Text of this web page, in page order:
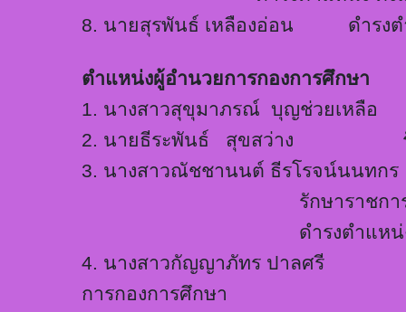
8. นายสุรพันธ์ เหลืองอ่อน ดำรงต
ตำแหน่งผู้อำนวยการกองการศึกษา
1. นางสาวสุขุมาภรณ์ บุญช่วยเหลือ
2. นายธีระพันธ์
สุขสว่าง รักษาร
3. นางสาวณัชชานนต์ ธีรโรจน์นนทก
รักษาราชก
ดำรงตำแห
4. นางสาวกัญญาภัทร ปาลศรี หัว
การกองการศึกษา